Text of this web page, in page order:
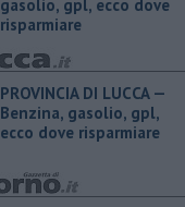
gasolio, gpl, ecco dove
risparmiare
PROVINCIA DI LUCCA — ​
Benzina, gasolio, gpl,
ecco dove risparmiare